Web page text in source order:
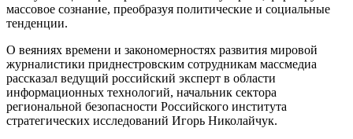
массовое сознание, преобразуя политические и социальные
тенденции.
О веяниях времени и закономерностях развития мировой
журналистики приднестровским сотрудникам массмедиа
рассказал ведущий российский эксперт в области
информационных технологий, начальник сектора
региональной безопасности Российского института
стратегических исследований Игорь Николайчук.